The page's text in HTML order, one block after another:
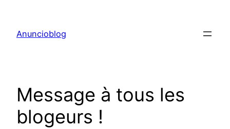
contenu
Anuncioblog
Message à tous les
blogeurs !